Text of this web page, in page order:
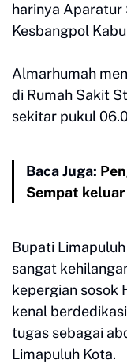
harinya Aparatur
Kesbangpol
Almarhumah
di Rumah Sakit
sekitar pukul
Baca Juga:
Sempat
Bupati
sangat
kepergian sosok
kenal
tugas sebagai
Limapuluh Kota.